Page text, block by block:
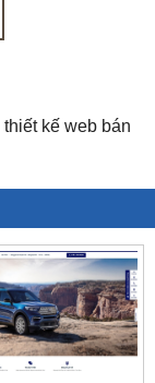
thiết kế web bán